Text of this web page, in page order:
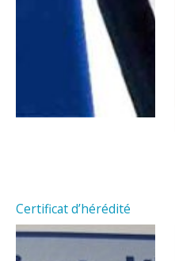
Certificat d’hérédité